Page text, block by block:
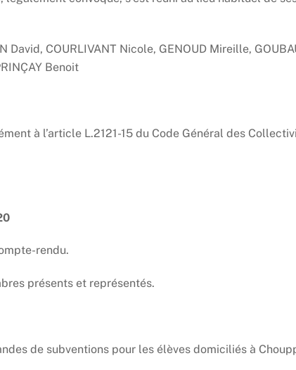
COURLIVANT Nicole, GENOUD Mireille,
Benoit
à l’article L.2121-15 du Code Général des
rendu.
présents et représentés.
de subventions pour les élèves domiciliés à